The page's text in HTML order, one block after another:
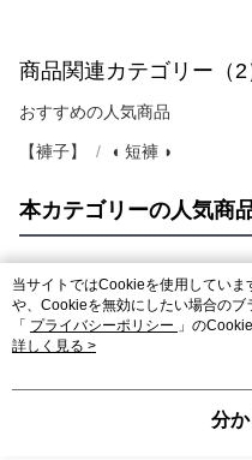
商品関連カテゴリー（2
おすすめの人気商品
【褲子】 ◖ 短褲 ◗
本カテゴリーの人気商
人気タグ
当サイトではCookieを使用してい
や、Cookieを無効にしたい場合のブ
「 プライバシーポリシー 」の
が、当サイトを引き続き使用される
詳しく見る >
分